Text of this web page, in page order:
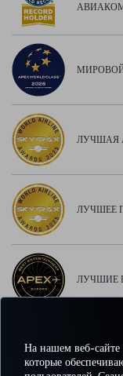
На нашем веб-
которые
ЛУЧШАЯ
ЛУЧШЕЕ
ЛУЧШИЕ
ЛУЧШИЙ